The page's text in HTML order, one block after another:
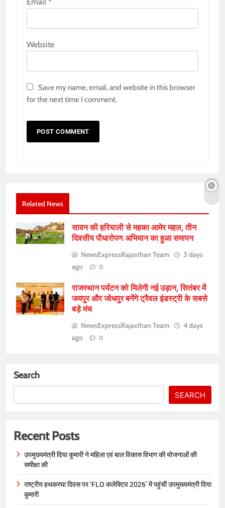
Website
Save my name, email, and website in this browser
for the next time I comment.
Related News
सावन की हरियाली से महका आमेर महल, तीन
दिवसीय पौधारोपण अभियान का हुआ समापन
NewsExpressRajasthan Team
3 days
ago
0
राजस्थान पर्यटन को मिलेगी नई उड़ान, सितंबर में
जयपुर और जोधपुर बनेंगे ट्रैवल इंडस्ट्री के सबसे
बड़े मंच
NewsExpressRajasthan Team
4 days
ago
0
Search
SEARCH
Recent Posts
उपमुख्यमंत्री दिया कुमारी ने महिला एवं बाल विकास विभाग की योजनाओं की
समीक्षा की
राष्ट्रीय हथकरघा दिवस पर ‘FLO कलेक्टिव 2026’ में पहुंचीं उपमुख्यमंत्री दिया
कुमारी